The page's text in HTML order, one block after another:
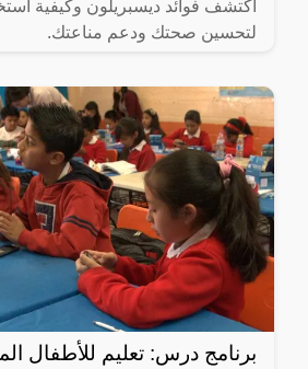
اكتشف فوائد ديسبريلون وكيفية
لتحسين صحتك ودعم مناعتك.
برنامج درس: تعليم للأطفال